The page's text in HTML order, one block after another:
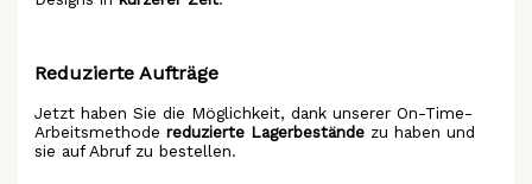
Reduzierte Aufträge
Jetzt haben Sie die Möglichkeit, dank unserer On-Time-
Arbeitsmethodereduzierte Lagerbestände zu haben und
sie auf Abruf zu bestellen.